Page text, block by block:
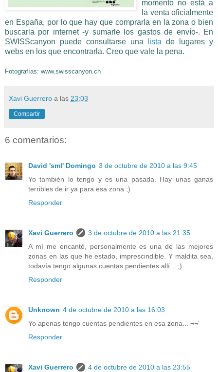
momento no está a
la venta oficialmente
en España, por lo que hay que comprarla en la zona o bien
buscarla por internet -y sumarle los gastos de envío-. En
SWISScanyon puede consultarse una
lista de lugares y
webs en los que encontrarla. Creo que vale la pena.
Fotografías: www.swisscanyon.ch
Xavi Guerrero a las 23:03
Compartir
6 comentarios:
David 'sml' Domingo 3 de octubre de 2010 a las 9:45
Yo también lo tengo y es una pasada. Hay unas ganas
terribles de ir ya para esa zona ;)
Responder
Xavi Guerrero
3 de octubre de 2010 a las 21:35
A mí me encantó, personalmente es una de las mejores
zonas en las que he estado, imprescindible. Y maldita sea,
todavía tengo algunas cuentas pendientes allí... ;)
Responder
Unknown 4 de octubre de 2010 a las 16:03
Yo apenas tengo cuentas pendientes en esa zona... ¬¬'
Responder
Xavi Guerrero
4 de octubre de 2010 a las 23:55